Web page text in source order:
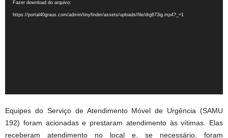
vídeo
Fazer download do arquivo:
https://portal40graus.com/admin/tinyfinder/assets/uploads/file/drg673ig.mp4?_=1
Equipes do Serviço de Atendimento Móvel de Urgência (SAMU
192) foram acionadas e prestaram atendimento às vítimas. Elas
receberam atendimento no local e, se necessário, foram